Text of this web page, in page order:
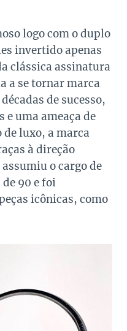
logo com o duplo
invertido apenas
clássica assinatura
a se tornar marca
de sucesso,
e uma ameaça de
de luxo, a marca
à direção
o cargo de
90 e foi
icônicas, como